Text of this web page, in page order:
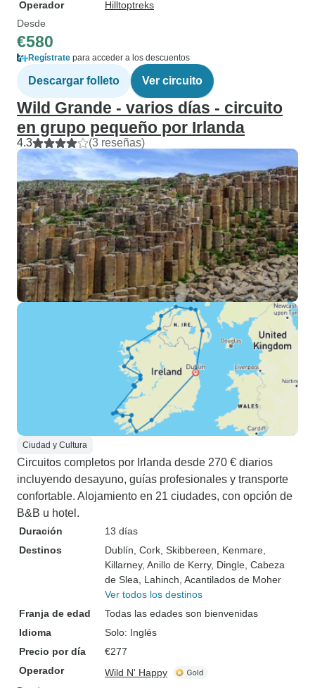
Operador
Hilltoptreks
Desde
€580
Regístrate para acceder a los descuentos
Descargar folleto Ver circuito
Wild Grande - varios días - circuito
en grupo pequeño por Irlanda
4.3 (3 reseñas)
Ciudad y Cultura
Circuitos completos por Irlanda desde 270 € diarios
incluyendo desayuno, guías profesionales y transporte
confortable. Alojamiento en 21 ciudades, con opción de
B&B u hotel.
Duración
13 días
Destinos
Dublín , Cork , Skibbereen , Kenmare
Killarney, Anillo de Kerry, Dingle , Cabeza
de Slea , Lahinch , Acantilados de Moher
Ver todos los destinos
Franja de edad
Todas las edades son bienvenidas
Idioma
Solo: Inglés
Precio por día
€277
Operador
Wild N' Happy